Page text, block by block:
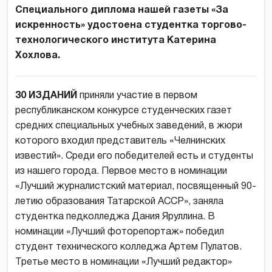
Специального диплома нашей газеты «За
искренность» удостоена студентка торгово-
технологического института Катерина
Хохлова.
30 ИЗДАНИЙ приняли участие в первом
республиканском конкурсе студенческих газет
средних специальных учебных заведений, в жюри
которого входил представитель «Челнинских
известий». Среди его победителей есть и студенты
из нашего города. Первое место в номинации
«Лучший журналистский материал, посвященный 90-
летию образования Татарской АССР», заняла
студентка педколледжа Дания Яруллина. В
номинации «Лучший фоторепортаж» победил
студент технического колледжа Артем Пулатов.
Третье место в номинации «Лучший редактор»